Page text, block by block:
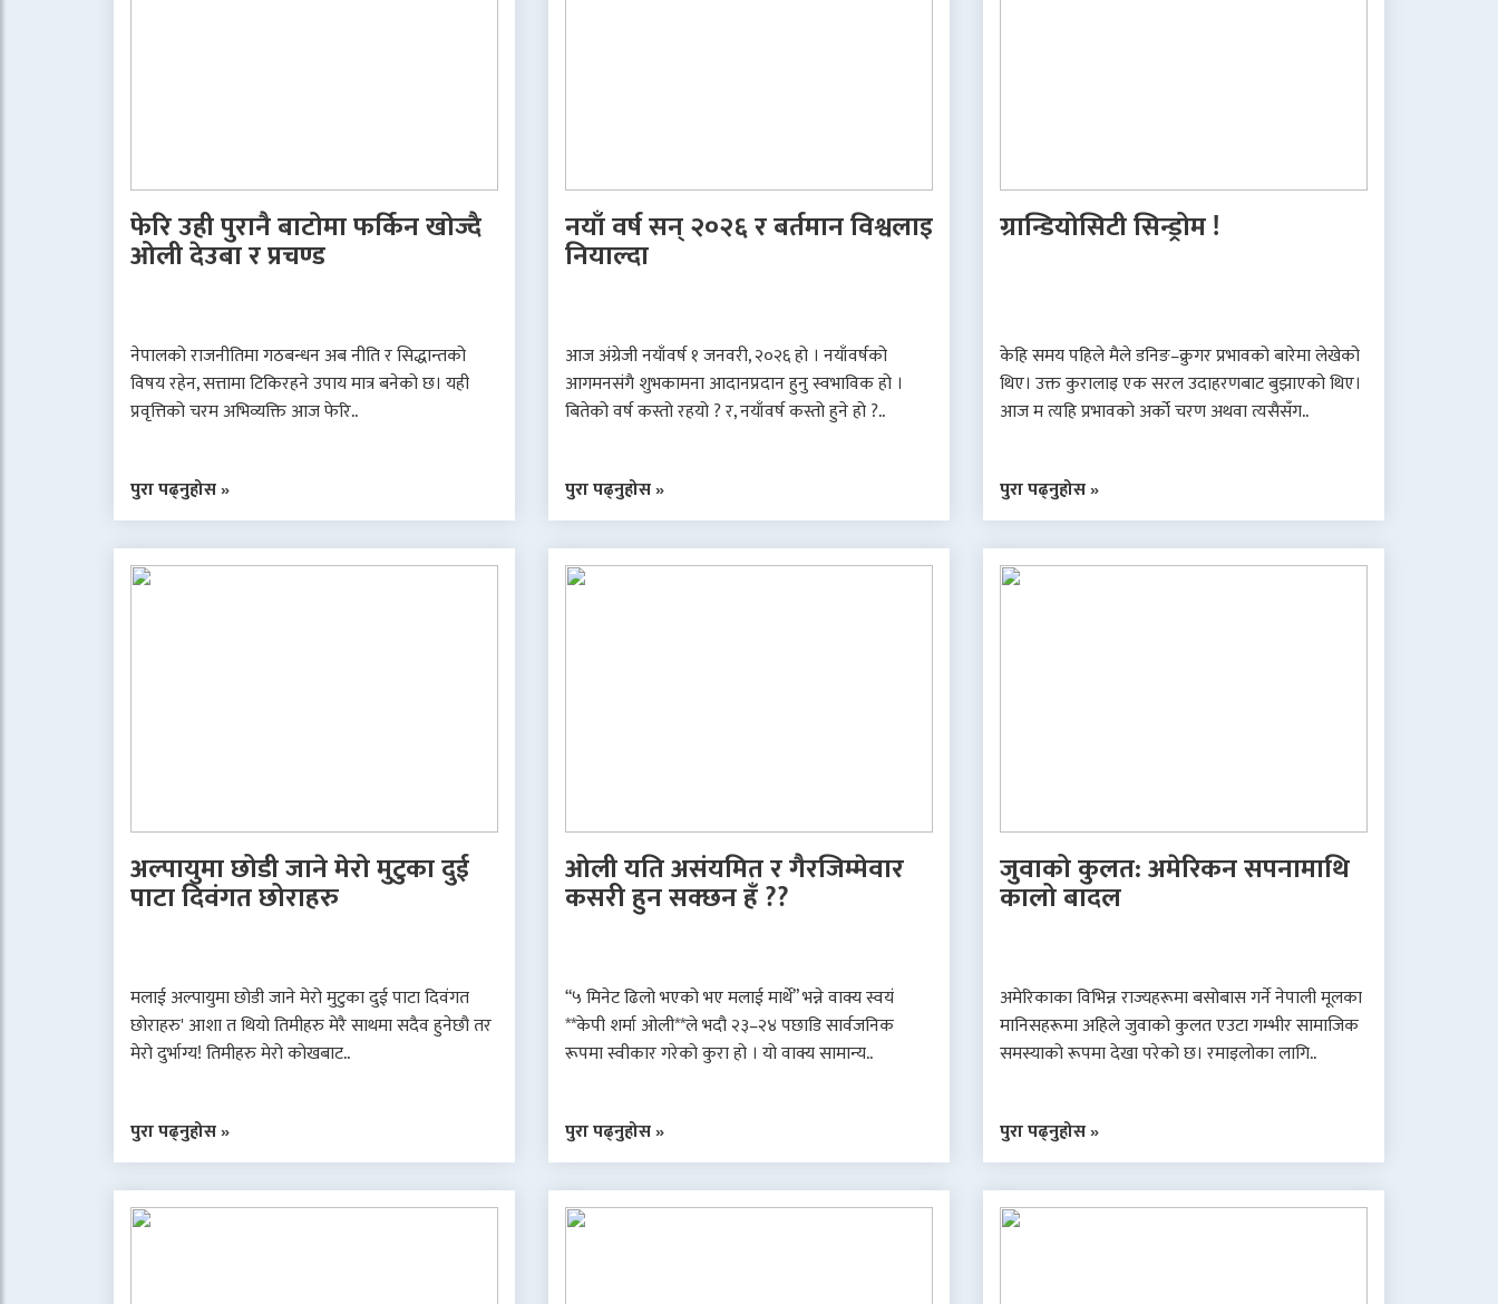
फेरि उही पुरानै बाटोमा फर्किन खोज्दै
ओली देउबा र प्रचण्ड
नेपालको राजनीतिमा गठबन्धन अब नीति र सिद्धान्तको
विषय रहेन, सत्तामा टिकिरहने उपाय मात्र बनेको छ। यही
प्रवृत्तिको चरम अभिव्यक्ति आज फेरि..
पुरा पढ्नुहोस »
नयाँ वर्ष सन् २०२६ र बर्तमान विश्वलाइ
नियाल्दा
आज अंग्रेजी नयाँवर्ष १ जनवरी, २०२६ हो । नयाँवर्षको
आगमनसंगै शुभकामना आदानप्रदान हुनु स्वभाविक हो ।
बितेको वर्ष कस्तो रहयो ? र, नयाँवर्ष कस्तो हुने हो ?..
पुरा पढ्नुहोस »
ग्रान्डियोसिटी सिन्ड्रोम !
केहि समय पहिले मैले डनिङ–क्रुगर प्रभावको बारेमा लेखेको
थिए। उक्त कुरालाइ एक सरल उदाहरणबाट बुझाएको थिए।
आज म त्यहि प्रभावको अर्को चरण अथवा त्यसैसँग..
पुरा पढ्नुहोस »
अल्पायुमा छोडी जाने मेरो मुटुका दुई
पाटा दिवंगत छोराहरु
मलाई अल्पायुमा छोडी जाने मेरो मुटुका दुई पाटा दिवंगत
छोराहरु' आशा त थियो तिमीहरु मेरै साथमा सदैव हुनेछौ तर
मेरो दुर्भाग्य! तिमीहरु मेरो कोखबाट..
पुरा पढ्नुहोस »
ओली यति असंयमित र गैरजिम्मेवार
कसरी हुन सक्छन हँ ??
“५ मिनेट ढिलो भएको भए मलाई मार्थे” भन्ने वाक्य स्वयं
**केपी शर्मा ओली**ले भदौ २३–२४ पछाडि सार्वजनिक
रूपमा स्वीकार गरेको कुरा हो । यो वाक्य सामान्य..
पुरा पढ्नुहोस »
जुवाको कुलत: अमेरिकन सपनामाथि
कालो बादल
अमेरिकाका विभिन्न राज्यहरूमा बसोबास गर्ने नेपाली मूलका
मानिसहरूमा अहिले जुवाको कुलत एउटा गम्भीर सामाजिक
समस्याको रूपमा देखा परेको छ। रमाइलोका लागि..
पुरा पढ्नुहोस »